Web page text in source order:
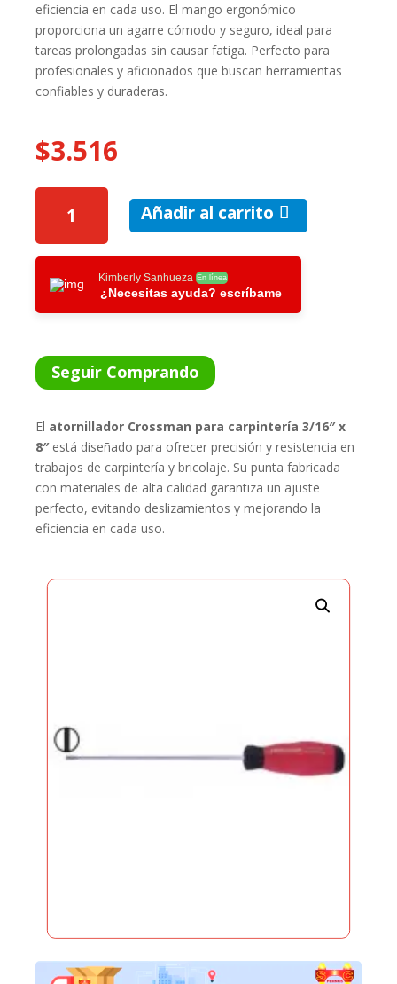
eficiencia en cada uso. El mango ergonómico
proporciona un agarre cómodo y seguro, ideal para
tareas prolongadas sin causar fatiga. Perfecto para
profesionales y aficionados que buscan herramientas
confiables y duraderas.
$3.516
ATORNILLADOR
CROSSMAN
CARP.
3/16"
Añadir al carrito
Kimberly Sanhueza En línea
¿Necesitas ayuda? escríbame
Seguir Comprando
El atornillador Crossman para carpintería 3/16″ x
8″está diseñado para ofrecer precisión y resistencia en
trabajos de carpintería y bricolaje. Su punta fabricada
con materiales de alta calidad garantiza un ajuste
perfecto, evitando deslizamientos y mejorando la
eficiencia en cada uso.